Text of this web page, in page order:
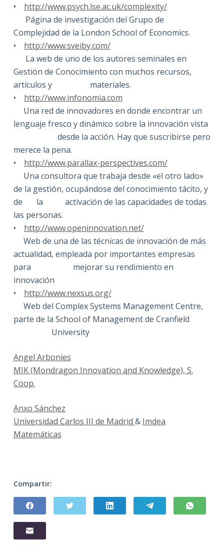
• http://www.psych.lse.ac.uk/complexity/
Página de investigación del Grupo de
Complejidad de la London School of Economics.
• http://www.sveiby.com/
La web de uno de los autores seminales en
Gestión de Conocimiento con muchos recursos,
artículos y materiales.
• http://www.infonomia.com
Una red de innovadores en donde encontrar un
lenguaje fresco y dinámico sobre la innovación vista
desde la acción. Hay que suscribirse pero
merece la pena.
• http://www.parallax-perspectives.com/
Una consultora que trabaja desde «el otro lado»
de la gestión, ocupándose del conocimiento tácito, y
de la activación de las capacidades de todas
las personas.
• http://www.openinnovation.net/
Web de una de las técnicas de innovación de más
actualidad, empleada por importantes empresas
para mejorar su rendimiento en
innovación
• http://www.nexsus.org/
Web del Complex Systems Management Centre,
parte de la School of Management de Cranfield
University
Angel Arbonies
MIK (Mondragon Innovation and Knowledge), S.
Coop.
Anxo Sánchez
Universidad Carlos III de Madrid & Imdea
Matemáticas
Compartir: